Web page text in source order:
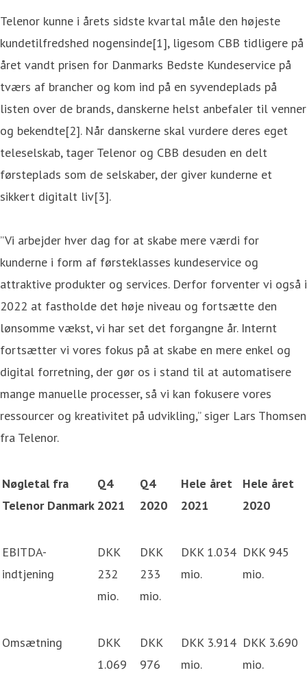
Telenor kunne i årets sidste kvartal måle den højeste
kundetilfredshed nogensinde[1], ligesom CBB tidligere på
året vandt prisen for Danmarks Bedste Kundeservice på
tværs af brancher og kom ind på en syvendeplads på
listen over de brands, danskerne helst anbefaler til venner
og bekendte[2]. Når danskerne skal vurdere deres eget
teleselskab, tager Telenor og CBB desuden en delt
førsteplads som de selskaber, der giver kunderne et
sikkert digitalt liv[3].
”Vi arbejder hver dag for at skabe mere værdi for
kunderne i form af førsteklasses kundeservice og
attraktive produkter og services. Derfor forventer vi også i
2022 at fastholde det høje niveau og fortsætte den
lønsomme vækst, vi har set det forgangne år. Internt
fortsætter vi vores fokus på at skabe en mere enkel og
digital forretning, der gør os i stand til at automatisere
mange manuelle processer, så vi kan fokusere vores
ressourcer og kreativitet på udvikling,” siger Lars Thomsen
fra Telenor.
Nøgletal fra
Telenor Danmark
Q4
2021
Q4
2020
Hele året
2021
Hele året
2020
EBITDA-
indtjening
DKK
232
mio.
DKK
233
mio.
DKK 1.034
mio.
DKK 945
mio.
Omsætning
DKK
1.069
DKK
976
DKK 3.914
mio.
DKK 3.690
mio.